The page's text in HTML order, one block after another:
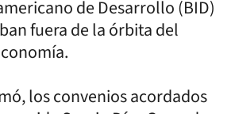
de Desarrollo (BID)
fuera de la órbita del
los convenios acordados